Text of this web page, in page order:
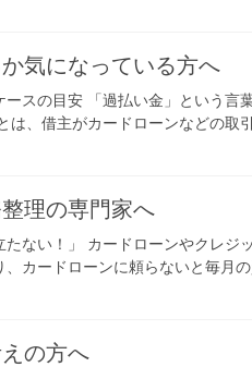
気になっている方へ
スの目安 「過払い金」という言
は、借主がカードローンなどの取
理の専門家へ
ない！」 カードローンやクレジ
カードローンに頼らないと毎月
の方へ